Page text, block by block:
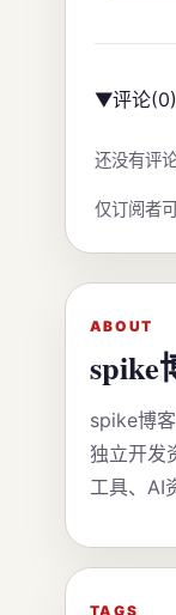
▶评论(0)
还没有评
仅订阅者
ABOUT
spike
spike博
独立开发
工具、AI
TAGS